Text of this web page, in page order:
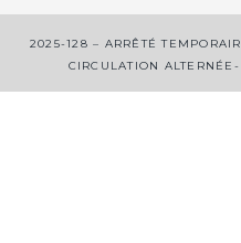
2025-128 – ARRÊTÉ
CIRCULATION